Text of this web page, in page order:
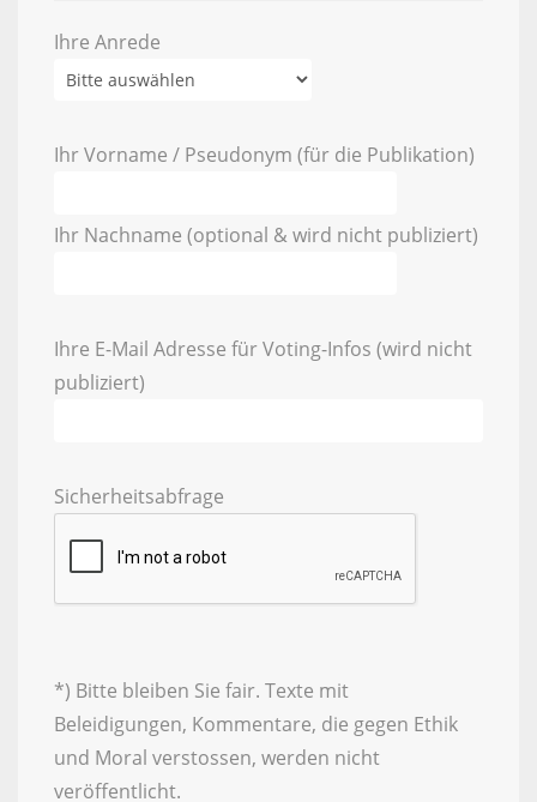
Ihre Anrede
Ihr Vorname / Pseudonym (für die Publikation)
Ihr Nachname (optional & wird nicht publiziert)
Ihre E-Mail Adresse für Voting-Infos (wird nicht
publiziert)
Sicherheitsabfrage
*) Bitte bleiben Sie fair. Texte mit
Beleidigungen, Kommentare, die gegen Ethik
und Moral verstossen, werden nicht
veröffentlicht.